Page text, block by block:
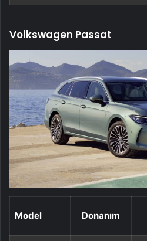
Volkswagen Passat
Model Donanım